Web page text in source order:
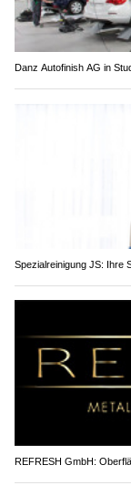
Danz Autofinish AG in
Spezialreinigung JS: Ihre
REFRESH GmbH: